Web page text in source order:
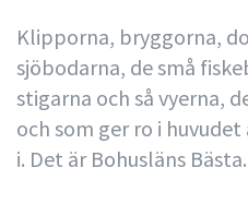
Klipporna, bryggorna,
sjöbodarna, de små
stigarna och så vyerna,
och som ger ro i
i. Det är Bohusläns Bästa.